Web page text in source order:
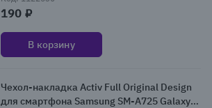
190 ₽
В корзину
Чехол-накладка Activ Full Original Design
для смартфона Samsung SM-A725 Galaxy